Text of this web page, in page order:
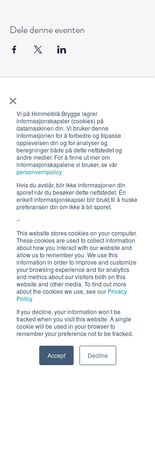
×
Vi på Himmelblå Brygge lagrer
informasjonskapsler (cookies) på
datamaskinen din. Vi bruker denne
informasjonen for å forbedre og tilpasse
opplevelsen din og for analyser og
beregninger både på dette nettstedet og
andre medier. For å finne ut mer om
informasjonskapslene vi bruker, se vår
personvernpolicy
Hvis du avslår, blir ikke informasjonen din
sporet når du besøker dette nettstedet. Én
enkelt informasjonskapsel blir brukt til å huske
preferansen din om ikke å bli sporet.
--
This website stores cookies on your computer.
These cookies are used to collect information
about how you interact with our website and
allow us to remember you. We use this
information in order to improve and customize
your browsing experience and for analytics
and metrics about our visitors both on this
website and other media. To find out more
about the cookies we use, see our Privacy
Policy
If you decline, your information won’t be
tracked when you visit this website. A single
cookie will be used in your browser to
remember your preference not to be tracked.
Accept Decline
Dele denne eventen
19. juni - 5. august 12-23 (02)
Lunsj 12-16:30 | Middag 18:30
Fra 30.7 begrenset servering
12-17, middag 18.30
Hold deg oppdatert om hva
som skjer på Himmelblå og
neste sommer!
Send
Email Facebook